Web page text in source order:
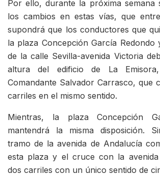
Por ello, durante la próxima semana
los cambios en estas vías, que
supondrá que los conductores que
la plaza Concepción García Redondo
de la calle Sevilla-avenida Victoria
altura del edificio de La
Comandante Salvador Carrasco, que
carriles en el mismo sentido.
Mientras, la plaza Concepción
mantendrá la misma disposición.
tramo de la avenida de Andalucía
esta plaza y el cruce con la avenida
dos carriles con un único sentido de